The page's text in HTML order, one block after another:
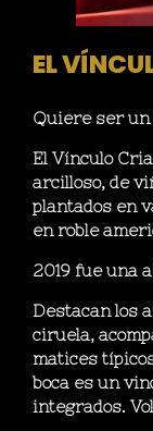
EL
Quiere ser un
El Vínculo
arcilloso, de
plantados en
en roble
2019 fue una
Destacan los
ciruela,
matices
boca es un
integrados.